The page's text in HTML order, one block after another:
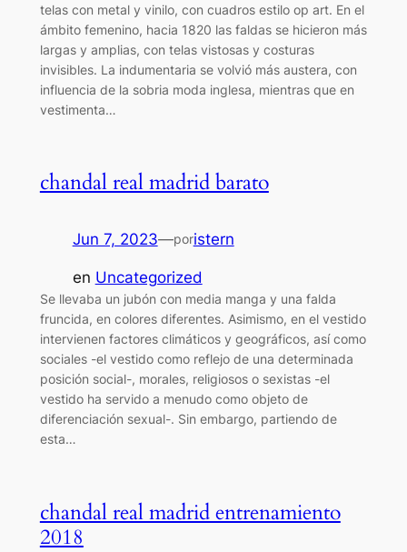
telas con metal y vinilo, con cuadros estilo op art. En el
ámbito femenino, hacia 1820 las faldas se hicieron más
largas y amplias, con telas vistosas y costuras
invisibles. La indumentaria se volvió más austera, con
influencia de la sobria moda inglesa, mientras que en
vestimenta…
chandal real madrid barato
Jun 7, 2023—poristern
en Uncategorized
Se llevaba un jubón con media manga y una falda
fruncida, en colores diferentes. Asimismo, en el vestido
intervienen factores climáticos y geográficos, así como
sociales -el vestido como reflejo de una determinada
posición social-, morales, religiosos o sexistas -el
vestido ha servido a menudo como objeto de
diferenciación sexual-. Sin embargo, partiendo de
esta…
chandal real madrid entrenamiento
2018